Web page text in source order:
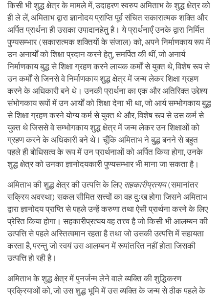
किसी भी शुद्ध क्षेत्र के मामले में, उदाहरण स्वरुप अमिताभ के शुद्ध क्षेत्र को
ही ले लें, अमिताभ द्वारा ज्ञानोदय प्राप्ति पूर्व संचित सकारात्मक शक्ति और
अर्पित प्रार्थना ही उसका उपादानहेतु है। ये प्रार्थनाएँ उनके द्वारा निर्मित
पुण्यसम्भार (सकारात्मक शक्तियों के संजाल) को, अपने निर्माणकाय रूप में
उन अनार्यों को शिक्षा प्रदान करने हेतु, समर्पित की थीं, जो अनार्य
निर्माणकाय बुद्ध से शिक्षा ग्रहण करने लायक कर्मों से युक्त थे, विशेष रूप से
उन कर्मों से जिनसे वे निर्माणकाय शुद्ध क्षेत्र में जन्म लेकर शिक्षा ग्रहण
करने के अधिकारी बने थे। उनकी प्रार्थना का एक और अतिरिक्त उद्देश्य
संभोगकाय रूपों में उन आर्यों को शिक्षा देना भी था, जो आर्य सम्भोगकाय बुद्ध
से शिक्षा ग्रहण करने योग्य कर्म से युक्त थे और, विशेष रूप से उस कर्म से
युक्त थे जिससे वे सम्भोगकाय शुद्ध क्षेत्र में जन्म लेकर उन शिक्षाओं को
ग्रहण करने के अधिकारी बने थे। चूँकि अमिताभ ने बुद्ध बनने से बहुत
पहले ही बोधिसत्व के रूप में उन प्रार्थनाओं को अर्पित किया होगा, उनके
शुद्ध क्षेत्र को उनका ज्ञानोदयकारी पुण्यसम्भार भी माना जा सकता है।
अमिताभ की शुद्ध क्षेत्र की उत्पत्ति के लिए सहकारीप्रत्यय(समानांतर
सक्रिय अवस्था) सकल सीमित सत्त्वों का वह दुःख होगा जिसने अमिताभ
द्वारा ज्ञानोदय प्राप्ति से पहले उन्हें करुणा तथा ऐसी प्रार्थना करने के लिए
प्रेरित किया होगा। सहकारीप्रत्यय वह तत्त्व है जो किसी भी आलम्बन की
उत्पत्ति से पहले अस्तित्वमान रहता है तथा जो उसकी उत्पत्ति में सहायता
करता है, परन्तु जो स्वयं उस आलम्बन में रूपांतरित नहीं होता जिसकी
उत्पत्ति हो रही है।
अमिताभ के शुद्ध क्षेत्र में पुनर्जन्म लेने वाले व्यक्ति की शुद्धिकरण
प्रक्रियाओं को, जो उस शुद्ध भूमि में उस व्यक्ति के जन्म से ठीक पहले के